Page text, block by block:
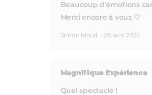
Beaucoup d'émotions
Merci encore à vous ♡
Simon Maud - 28 avril 2025
Magnifique Expérience
Quel spectacle !